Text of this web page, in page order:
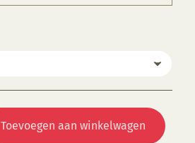
Toevoegen aan winkelwagen